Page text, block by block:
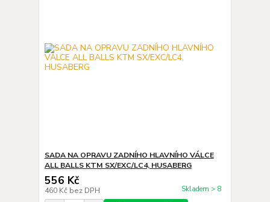
SADA NA OPRAVU ZADNÍHO HLAVNÍHO VÁLCE
ALL BALLS KTM SX/EXC/LC4, HUSABERG
556 Kč
460 Kč bez DPH Skladem > 8